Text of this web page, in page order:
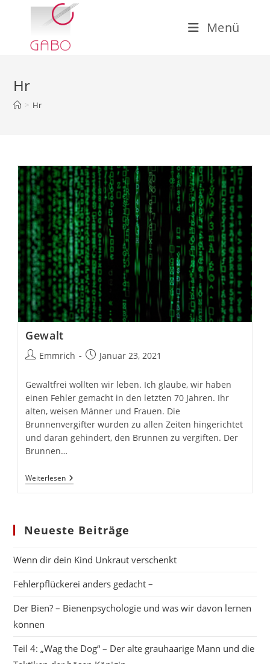
Menü
Hr
> Hr
Gewalt
Beitrags-
Emmrich
BeitragJanuar 23, 2021
Gewaltfrei wollten wir leben. Ich glaube, wir haben
einen Fehler gemacht in den letzten 70 Jahren. Ihr
alten, weisen Männer und Frauen. Die
Brunnenvergifter wurden zu allen Zeiten hingerichtet
und daran gehindert, den Brunnen zu vergiften. Der
Brunnen…
WeiterlesenGewalt
Neueste Beiträge
Wenn dir dein Kind Unkraut verschenkt
Fehlerpflückerei anders gedacht –
Der Bien? – Bienenpsychologie und was wir davon lernen
können
Teil 4: „Wag the Dog“ – Der alte grauhaarige Mann und die